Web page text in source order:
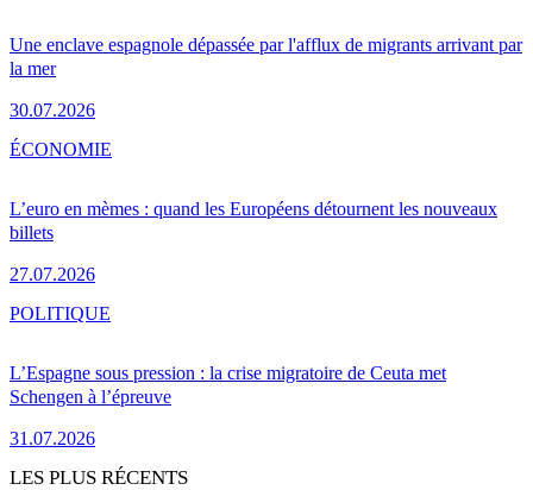
Une enclave espagnole dépassée par l'afflux de migrants arrivant par
la mer
30.07.2026
L’euro en mèmes : quand les Européens détournent les nouveaux
billets
27.07.2026
ÉCONOMIE
L’Espagne sous pression : la crise migratoire de Ceuta met
Schengen à l’épreuve
31.07.2026
POLITIQUE
LES PLUS RÉCENTS